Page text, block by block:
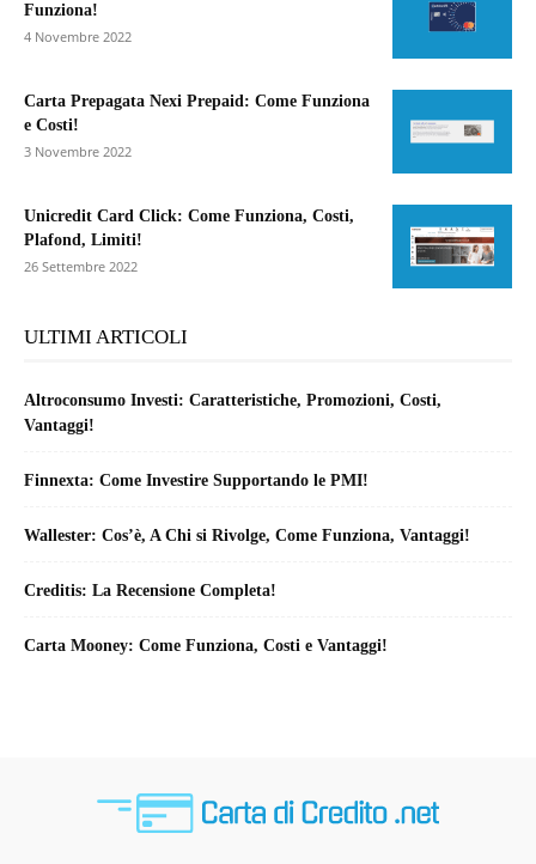
Funziona!
4 Novembre 2022
Carta Prepagata Nexi Prepaid: Come Funziona
e Costi!
3 Novembre 2022
Unicredit Card Click: Come Funziona, Costi,
Plafond, Limiti!
26 Settembre 2022
ULTIMI ARTICOLI
Altroconsumo Investi: Caratteristiche, Promozioni, Costi,
Vantaggi!
Finnexta: Come Investire Supportando le PMI!
Wallester: Cos’è, A Chi si Rivolge, Come Funziona, Vantaggi!
Creditis: La Recensione Completa!
Carta Mooney: Come Funziona, Costi e Vantaggi!